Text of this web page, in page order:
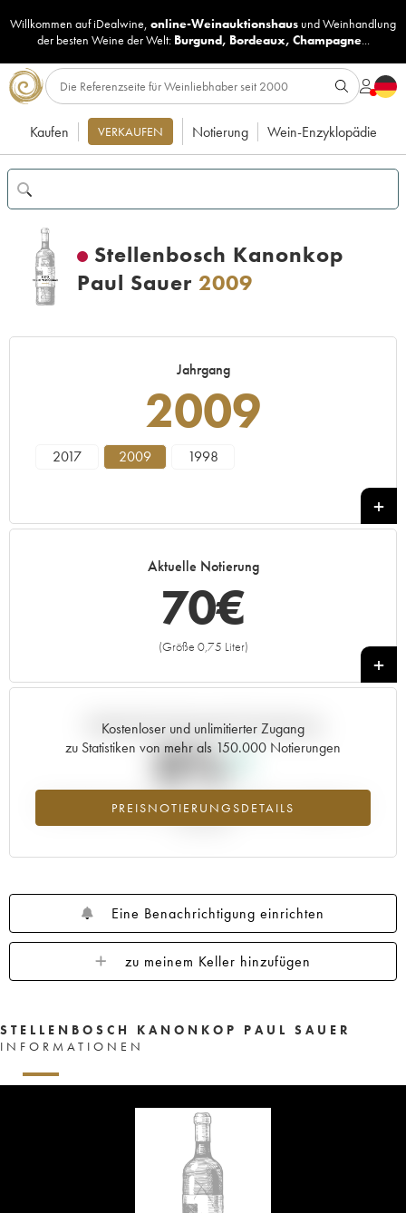
Willkommen auf iDealwine, online-Weinauktionshaus undWeinhandlung
der besten Weine der Welt: Burgund, Bordeaux, Champagne...
Kaufen VERKAUFEN Notierung Wein-Enzyklopädie
Stellenbosch Kanonkop
Paul Sauer 2009
Jahrgang
2009
2017 2009 1998
Aktuelle Notierung
70€
(Größe 0,75 Liter)
+
Kostenloser und unlimitierter Zugang
zu Statistiken von mehr als 150.000 Notierungen
PREISNOTIERUNGSDETAILS
Aktuelle Entwicklung der Preisnotierung
0%
Preisanstiegs des Jahrgangs 2009 im Jahr 2026 im Vergleich zum
Eine Benachrichtigung einrichten
zu meinem Keller hinzufügen
STELLENBOSCH KANONKOP PAUL SAUER
INFORMATIONEN